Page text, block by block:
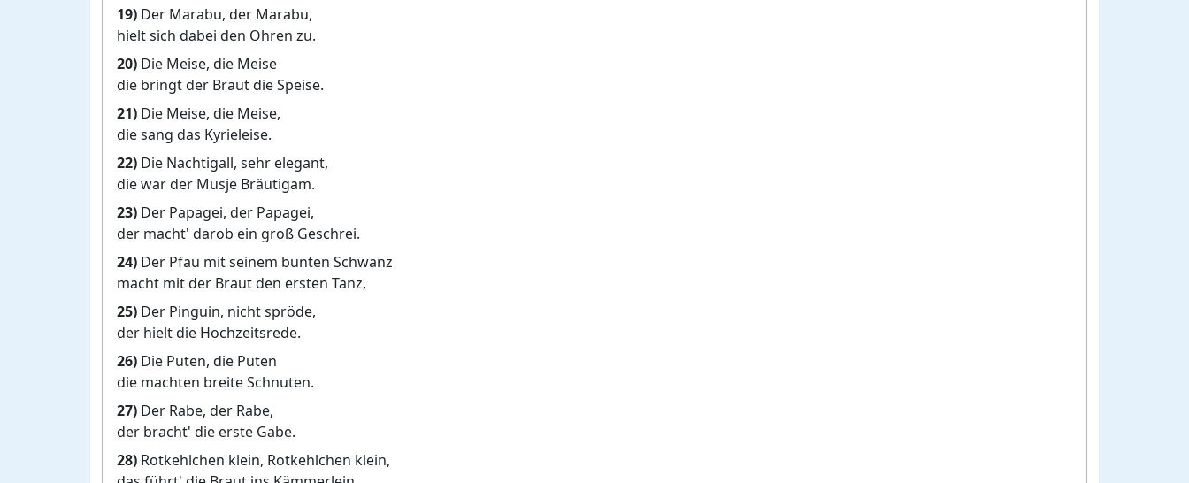
19) Der Marabu, der Marabu,
hielt sich dabei den Ohren zu.
20) Die Meise, die Meise
die bringt der Braut die Speise.
21) Die Meise, die Meise,
die sang das Kyrieleise.
22) Die Nachtigall, sehr elegant,
die war der Musje Bräutigam.
23) Der Papagei, der Papagei,
der macht' darob ein groß Geschrei.
24) Der Pfau mit seinem bunten Schwanz
macht mit der Braut den ersten Tanz,
25) Der Pinguin, nicht spröde,
der hielt die Hochzeitsrede.
26) Die Puten, die Puten
die machten breite Schnuten.
27) Der Rabe, der Rabe,
der bracht' die erste Gabe.
28) Rotkehlchen klein, Rotkehlchen klein,